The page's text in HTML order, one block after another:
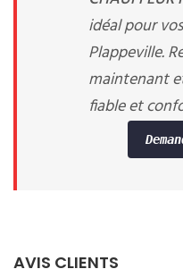
idéal pour
Plappeville.
maintenant
fiable et
AVIS CLIENTS